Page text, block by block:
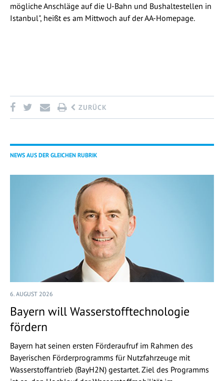
mögliche Anschläge auf die U-Bahn und Bushaltestellen in
Istanbul", heißt es am Mittwoch auf der AA-Homepage.
ZURÜCK
NEWS AUS DER GLEICHEN RUBRIK
6. AUGUST 2026
Bayern will Wasserstofftechnologie
fördern
Bayern hat seinen ersten Förderaufruf im Rahmen des
Bayerischen Förderprogramms für Nutzfahrzeuge mit
Wasserstoffantrieb (BayH2N) gestartet. Ziel des Programms